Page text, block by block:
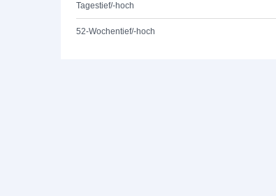
Tagestief/-hoch
52-Wochentief/-hoch